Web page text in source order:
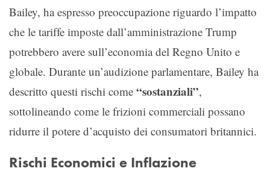
Bailey, ha espresso preoccupazione riguardo l’impatto
che le tariffe imposte dall’amministrazione Trump
potrebbero avere sull’economia del Regno Unito e
globale. Durante un’audizione parlamentare, Bailey ha
descritto questi rischi come “sostanziali”,
sottolineando come le frizioni commerciali possano
ridurre il potere d’acquisto dei consumatori britannici.
Rischi Economici e Inflazione